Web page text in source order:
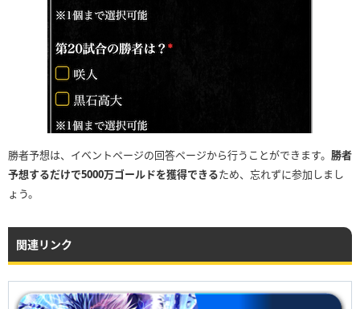
22試合
23試合
ユン・ヒョンビン
25試合
こめお
キム・ジェフン
勝者予想は、イベントページの回答ページから行うことができます。 勝者
予想するだけで5000万ゴールドを獲得できるため、忘れずに参加しまし
ょう。
関連リンク